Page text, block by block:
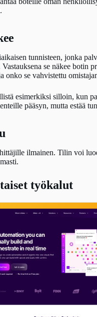
tunnisteen, jonka
se näkee botin
onko se vahvistettu
esimerkiksi silloin, kun
pääsyn, mutta estää
ilmainen. Tilin voi
työkalut